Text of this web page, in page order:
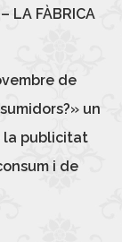
LA FÀBRICA
de
un
la publicitat
i de